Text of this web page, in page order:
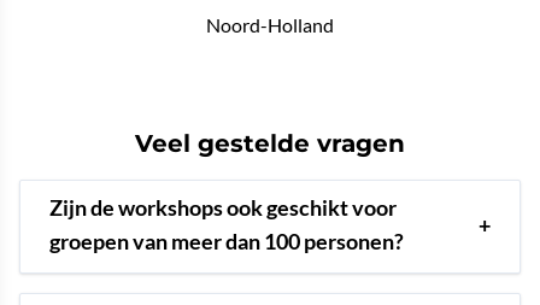
Noord-Holland
Veel gestelde vragen
Zijn de workshops ook geschikt voor
groepen van meer dan 100 personen?
+